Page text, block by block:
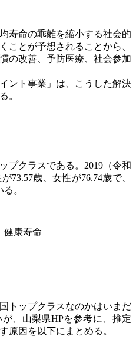
寿命の乖離を縮小する社会的
ことが予想されることから、
の改善、予防医療、社会参加
ント事業」は、こうした解決
。
プクラスである。 2019 （令和
が73.57歳、女性が76.74歳で、
。
康寿命
トップクラスなのかはいまだ
、山梨県HPを参考に、推定
原因を以下にまとめる。